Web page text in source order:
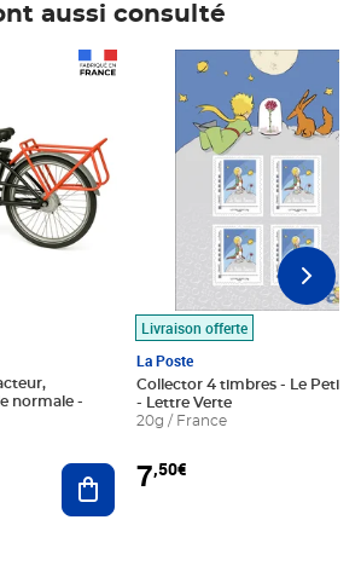
aussi consulté
Ajouter au panier
Livraison offerte
La Poste
Collector 4 timbres - Le Petit
- Lettre Verte
20g / France
7,50€
Prix 7,50€